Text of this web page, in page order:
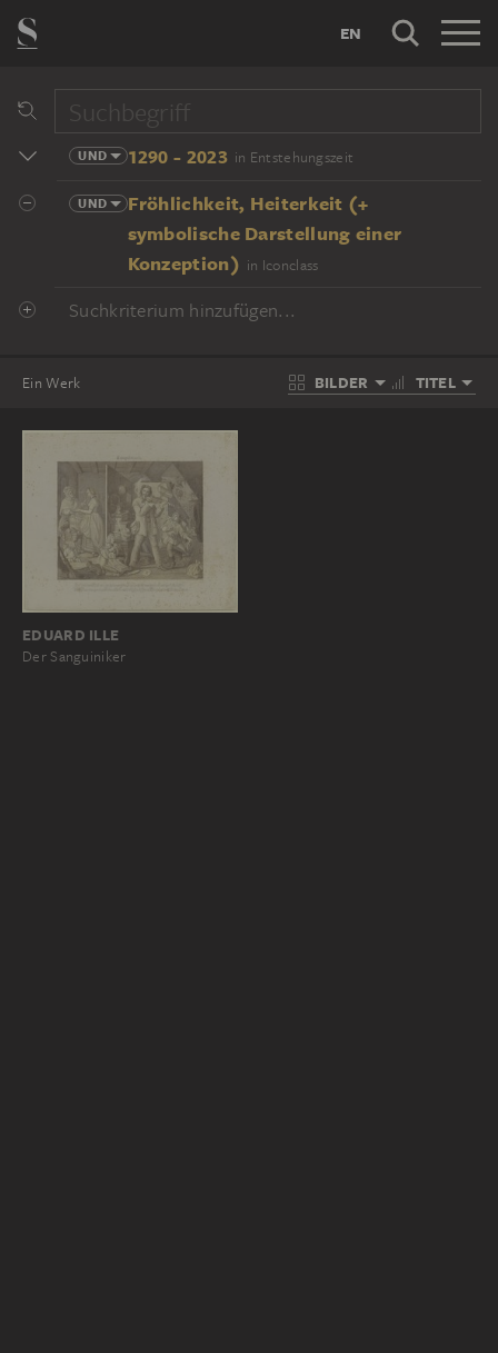
EN
UND 1290 - 2023 in Entstehungszeit
UND
Fröhlichkeit, Heiterkeit (+
symbolische Darstellung einer
Konzeption) in Iconclass
Suchkriterium hinzufügen...
Ein Werk BILDER TITEL
EDUARD ILLE
Der Sanguiniker